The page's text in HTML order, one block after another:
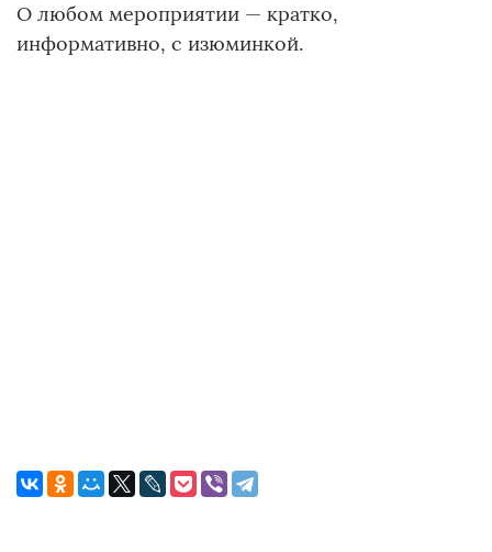
О любом мероприятии — кратко,
информативно, с изюминкой.